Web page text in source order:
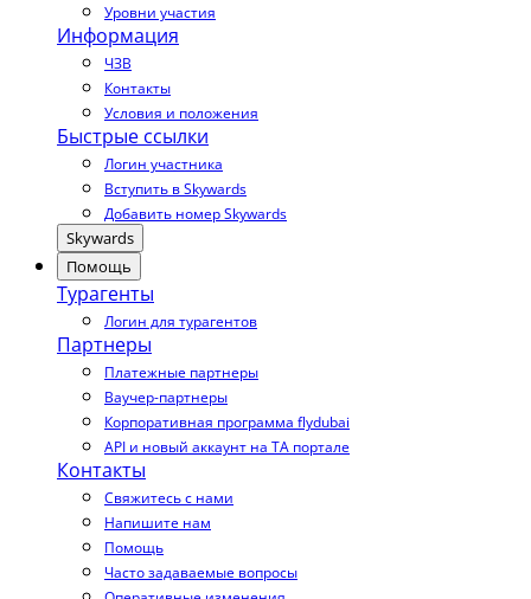
Уровни участия
Информация
ЧЗВ
Контакты
Условия и положения
Быстрые ссылки
Логин участника
Вступить в Skywards
Добавить номер Skywards
Skywards
Помощь
Турагенты
Логин для турагентов
Партнеры
Платежные партнеры
Ваучер-партнеры
Корпоративная программа flydubai
API и новый аккаунт на TA портале
Контакты
Свяжитесь с нами
Напишите нам
Помощь
Часто задаваемые вопросы